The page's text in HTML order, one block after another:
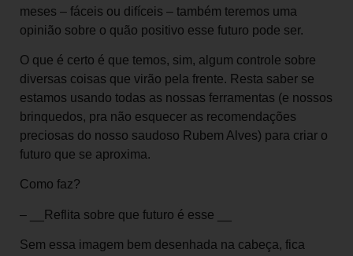
meses – fáceis ou difíceis – também teremos uma
opinião sobre o quão positivo esse futuro pode ser.
O que é certo é que temos, sim, algum controle sobre
diversas coisas que virão pela frente. Resta saber se
estamos usando todas as nossas ferramentas (e nossos
brinquedos, pra não esquecer as recomendações
preciosas do nosso saudoso Rubem Alves) para criar o
futuro que se aproxima.
Como faz?
– __Reflita sobre que futuro é esse __
Sem essa imagem bem desenhada na cabeça, fica